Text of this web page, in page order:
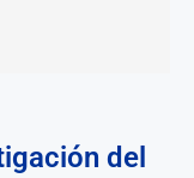
del